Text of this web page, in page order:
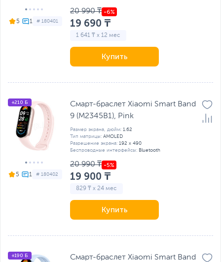
5 # 180401
20 990 ₸
19 690 ₸
1 641 ₸ x 12 мес
Купить
5 # 180402
+210 Б
Смарт-браслет Xiaomi Smart Band
9 (M2345B1), Pink
Размер экрана, дюйм: 1.62
Тип матрицы: AMOLED
Разрешение экрана: 192 x 490
Беспроводные интерфейсы: Bluetooth
20 990 ₸
19 900 ₸
829 ₸ x 24 мес
Купить
+190 Б
Смарт-браслет Xiaomi Smart Band